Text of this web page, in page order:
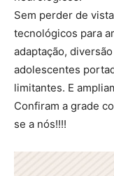
Sem perder de
tecnológicos para
adaptação,
adolescentes
limitantes. E
Confiram a grade
se a nós!!!!